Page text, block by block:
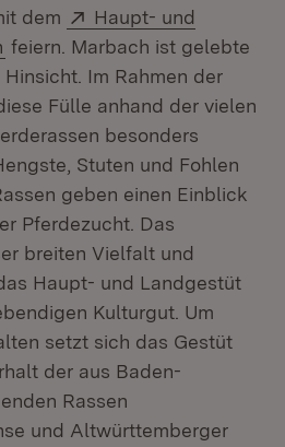
dem
Extern:
Haupt- und
(Öffnet in neuem Fenster)
feiern. Marbach ist gelebte
Im Rahmen der
Fülle anhand der vielen
besonders
Stuten und Fohlen
geben einen Einblick
Pferdezucht. Das
breiten Vielfalt und
Haupt- und Landgestüt
Kulturgut. Um
setzt sich das Gestüt
der aus Baden-
Rassen
und Altwürttemberger